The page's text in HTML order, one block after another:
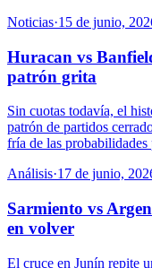
Noticias·15 de junio,
Huracan vs
patrón grita
Sin cuotas todavía, el
patrón de partidos
fría de las
Análisis·17 de junio,
Sarmiento vs
en volver
El cruce en Junín repite